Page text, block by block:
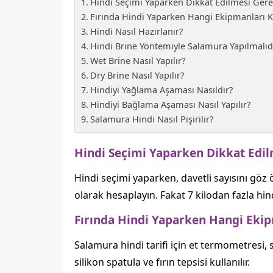
Hindi Seçimi Yaparken Dikkat Edilmesi
Fırında Hindi Yaparken Hangi Ekipmanları
Hindi Nasıl Hazırlanır?
Hindi Brine Yöntemiyle Salamura
Wet Brine Nasıl Yapılır?
Dry Brine Nasıl Yapılır?
Hindiyi Yağlama Aşaması Nasıldır?
Hindiyi Bağlama Aşaması Nasıl Yapılır?
Salamura Hindi Nasıl Pişirilir?
Hindi Seçimi Yaparken Dikkat
Hindi seçimi yaparken, davetli sayısını
olarak hesaplayın. Fakat 7 kilodan fazla
Fırında Hindi Yaparken Hangi
Salamura hindi tarifi için et termometresi,
silikon spatula ve fırın tepsisi kullanılır.